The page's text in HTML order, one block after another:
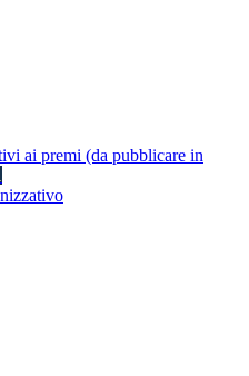
ai premi (da pubblicare in